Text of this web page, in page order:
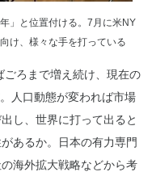
」と位置付ける。7月に米NY
け、様々な手を打っている
ろまで増え続け、現在の
人口動態が変われば市場
し、世界に打って出ると
あるか。日本の有力専門
海外拡大戦略などから考